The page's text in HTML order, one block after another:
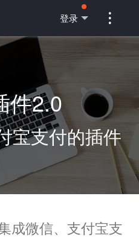
登录 
件2.0
宝支付的插件
成微信、支付宝支